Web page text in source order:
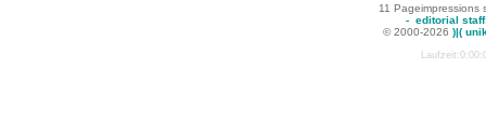
11 Pageimpressions
- editorial staff
© 2000-2026 )|(